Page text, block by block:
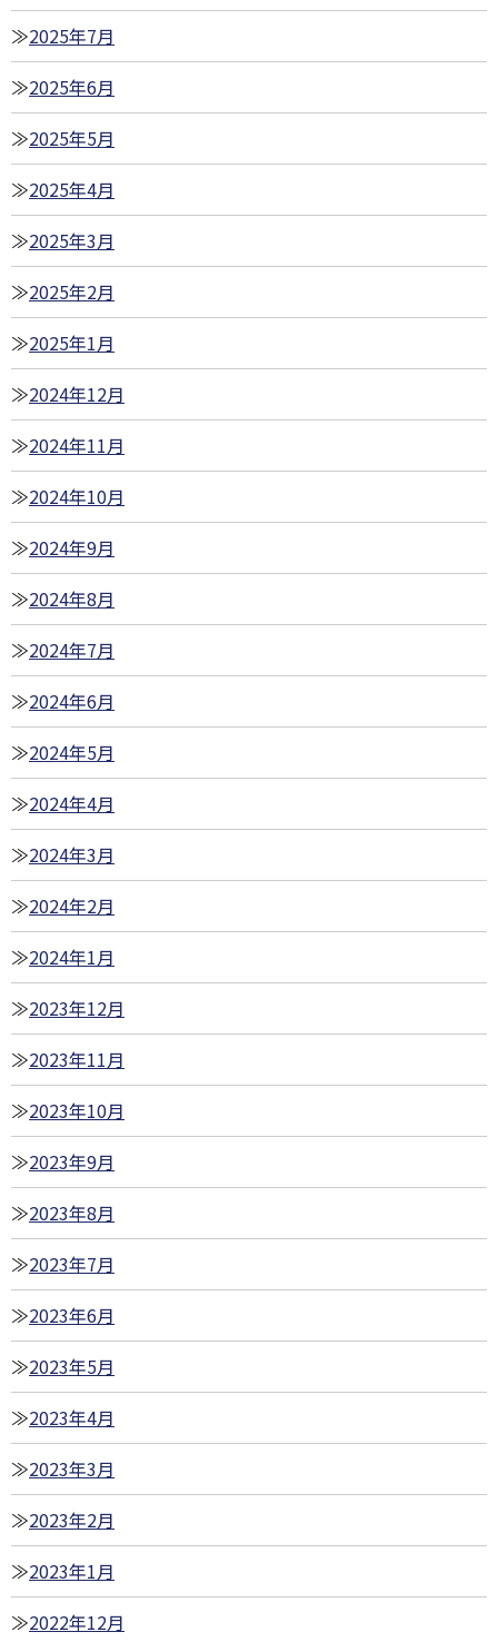
2025年7月
2025年6月
2025年5月
2025年4月
2025年3月
2025年2月
2025年1月
2024年12月
2024年11月
2024年10月
2024年9月
2024年8月
2024年7月
2024年6月
2024年5月
2024年4月
2024年3月
2024年2月
2024年1月
2023年12月
2023年11月
2023年10月
2023年9月
2023年8月
2023年7月
2023年6月
2023年5月
2023年4月
2023年3月
2023年2月
2023年1月
2022年12月